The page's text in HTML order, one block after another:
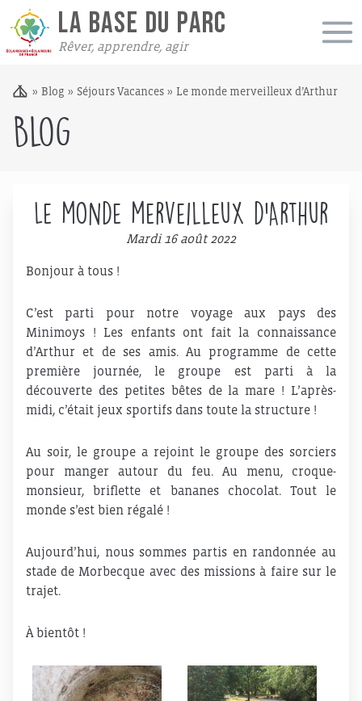
LA BASE DU PARC
Rêver, apprendre, agir
» Blog » Séjours Vacances » Le monde merveilleux d’Arthur
Blog
Le monde merveilleux d’Arthur
Mardi 16 août 2022
Bonjour à tous !
C’est parti pour notre voyage aux pays des
Minimoys ! Les enfants ont fait la connaissance
d’Arthur et de ses amis. Au programme de cette
première journée, le groupe est parti à la
découverte des petites bêtes de la mare ! L’après-
midi, c’était jeux sportifs dans toute la structure !
Au soir, le groupe a rejoint le groupe des sorciers
pour manger autour du feu. Au menu, croque-
monsieur, briflette et bananes chocolat. Tout le
monde s’est bien régalé !
Aujourd’hui, nous sommes partis en randonnée au
stade de Morbecque avec des missions à faire sur le
trajet.
À bientôt !